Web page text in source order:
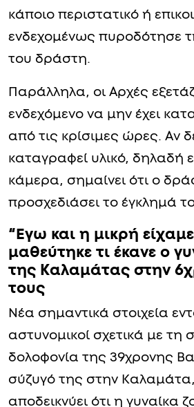
κάποιο περιστατικό ή
ενδεχομένως πυροδότησε
του δράστη.
Παράλληλα, οι Αρχές
ενδεχόμενο να μην έχει
από τις κρίσιμες ώρες. Αν
καταγραφεί υλικό, δηλαδή
κάμερα, σημαίνει ότι ο
προσχεδιάσει το έγκλημά
“Εγω και η μικρή
μαθεύτηκε τι έκανε ο
της Καλαμάτας στην
τους
Νέα σημαντικά στοιχεία
αστυνομικοί σχετικά με τη
δολοφονία της 39χρονης
σύζυγό της στην
αποδεικνύει ότι η γυναίκα